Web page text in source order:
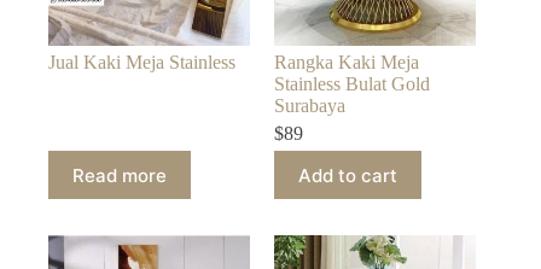
Jual Kaki Meja Stainless
Read more
Rangka Kaki Meja
Stainless Bulat Gold
Surabaya
$89
Add to cart